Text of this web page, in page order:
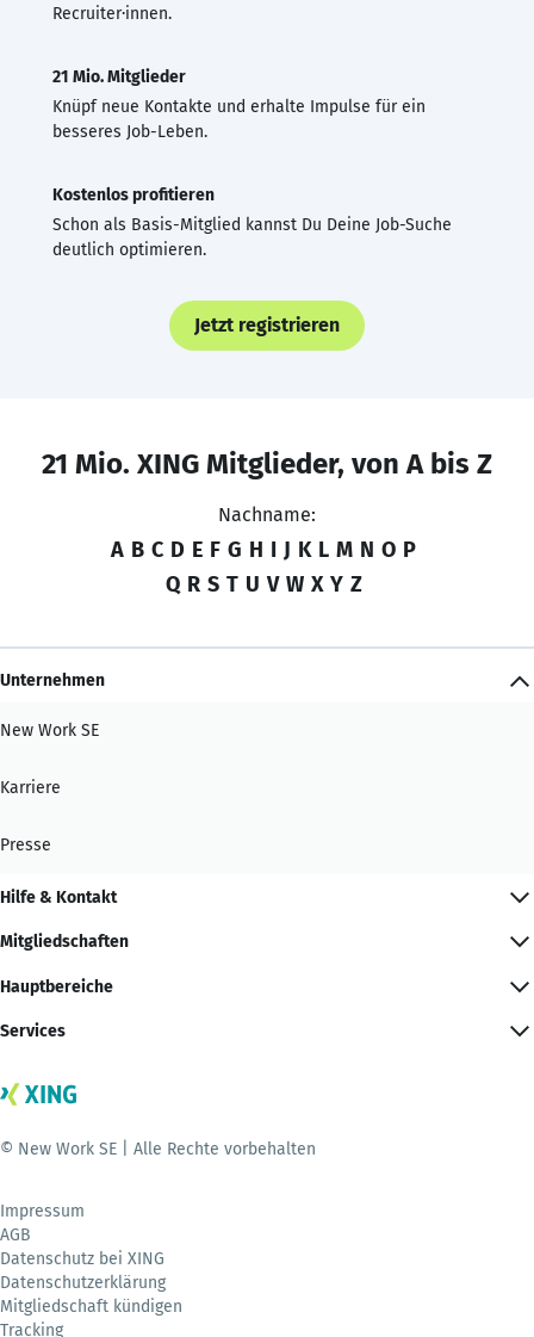
Recruiter·innen.
21 Mio. Mitglieder
Knüpf neue Kontakte und erhalte Impulse für ein
besseres Job-Leben.
Kostenlos profitieren
Schon als Basis-Mitglied kannst Du Deine Job-Suche
deutlich optimieren.
Jetzt registrieren
21 Mio. XING Mitglieder, von A bis Z
Nachname:
A B C D E F G H I J K L M N O P
Q R S T U V W X Y Z
Unternehmen
New Work SE
Karriere
Presse
Hilfe & Kontakt
Mitgliedschaften
Hauptbereiche
Services
© New Work SE | Alle Rechte vorbehalten
Impressum
AGB
Datenschutz bei XING
Datenschutzerklärung
Mitgliedschaft kündigen
Tracking